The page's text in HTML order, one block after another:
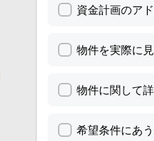
資金計画のア
物件を実際に
物件に関して
希望条件にあ